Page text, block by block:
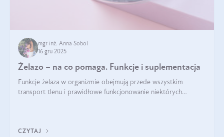
mgr inż. Anna Sobol
16 gru 2025
Żelazo – na co pomaga. Funkcje i suplementacja
Funkcje żelaza w organizmie obejmują przede wszystkim
transport tlenu i prawidłowe funkcjonowanie niektórych
CZYTAJ